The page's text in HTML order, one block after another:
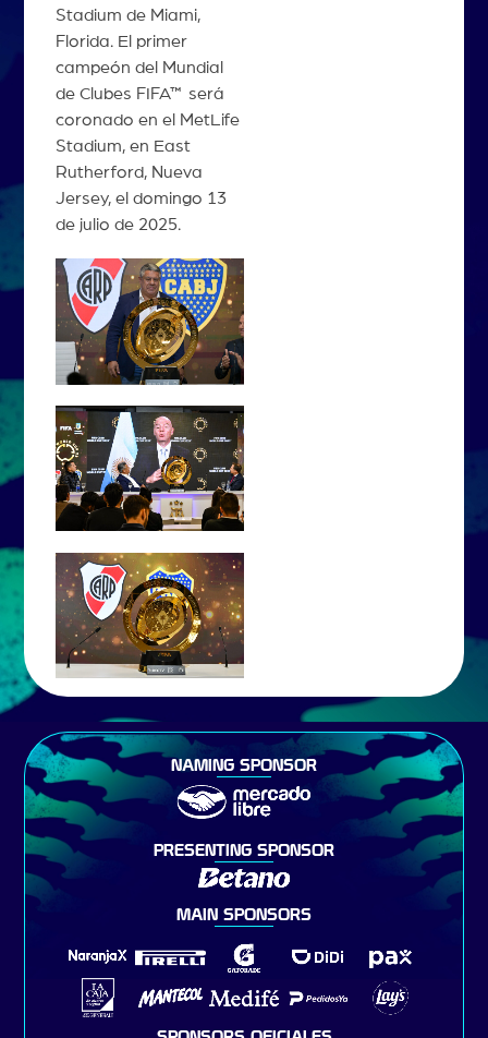
Stadium de Miami,
Florida. El primer
campeón del Mundial
de Clubes FIFA™ será
coronado en el MetLife
Stadium, en East
Rutherford, Nueva
Jersey, el domingo 13
de julio de 2025.
NAMING SPONSOR
PRESENTING SPONSOR
MAIN SPONSORS